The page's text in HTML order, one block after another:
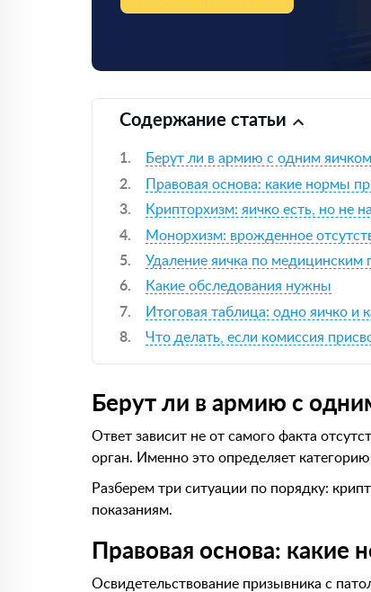
Содержание статьи
Берут ли в армию с одним яичком
Правовая основа: какие нормы
Крипторхизм: яичко есть, но не
Монорхизм: врожденное
Удаление яичка по медицинским
Какие обследования нужны
Итоговая таблица: одно яичко и
Что делать, если комиссия
Берут ли в армию с
Ответ зависит не от самого факта
орган. Именно это определяет
Разберем три ситуации по порядку:
показаниям.
Правовая основа:
Освидетельствование призывника с